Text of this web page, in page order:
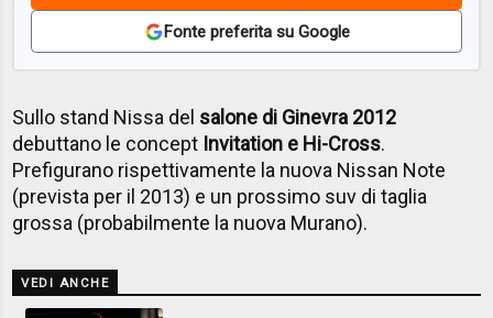
Fonte preferita su Google
Sullo stand Nissa del salone di Ginevra 2012
debuttano le concept Invitation e Hi-Cross.
Prefigurano rispettivamente la nuova Nissan Note
(prevista per il 2013) e un prossimo suv di taglia
grossa (probabilmente la nuova Murano).
VEDI ANCHE